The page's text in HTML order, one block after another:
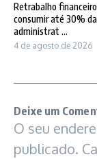
Retrabalho
consumir até 30%
administrat ...
4 de agosto de 2026
Deixe um
O seu
publicado.